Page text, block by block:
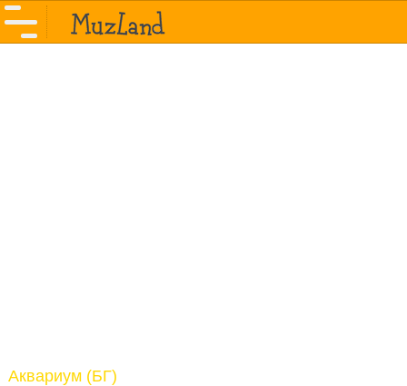
Аквариум (БГ)